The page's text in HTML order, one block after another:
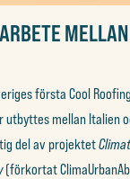
första Cool
utbyttes mellan Italien
del av projektet
(förkortat